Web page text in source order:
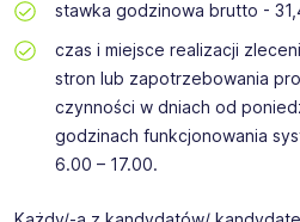
stawka godzinowa brutto -
czas i miejsce realizacji
stron lub zapotrzebowania
czynności w dniach od
godzinach funkcjonowania
6.00 – 17.00.